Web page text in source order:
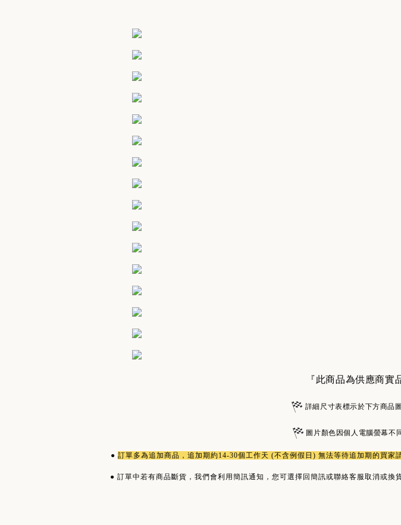
『此商品為供應商實
詳細尺寸表標示於下方商品
圖片顏色因個人電腦螢幕不
● 訂單多為追加商品 ，追加期約14-30個工作天 (不含例假日) 無法等待追加期的買
● 訂單中若有商品斷貨，我們會利用簡訊通知，您可選擇回簡訊或聯絡客服取消或